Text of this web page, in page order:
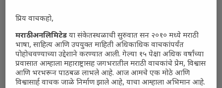
प्रिय वाचकहो,
मराठी अनलिमिटेड या संकेतस्थळाची सुरुवात सन २०१० मध्ये मराठी
भाषा, साहित्य आणि उपयुक्त माहिती अधिकाधिक वाचकांपर्यंत
पोहोचवण्याच्या उद्देशाने करण्यात आली. गेल्या १५ पेक्षा अधिक वर्षांच्या
प्रवासात आम्हाला महाराष्ट्रासह जगभरातील मराठी वाचकांचे प्रेम, विश्वास
आणि भरभरून पाठबळ लाभले आहे. आज आमचे एक मोठे आणि
विश्वासार्ह वाचक जाळे निर्माण झाले आहे, याचा आम्हाला अभिमान आहे.